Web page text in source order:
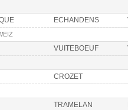
ECHANDENS
VUITEBOEUF
CROZET
TRAMELAN